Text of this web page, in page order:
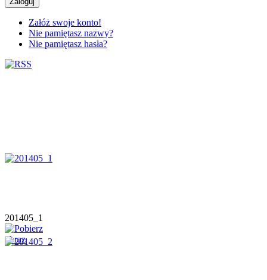
Załóż swoje konto!
Nie pamiętasz nazwy?
Nie pamiętasz hasła?
201405_1